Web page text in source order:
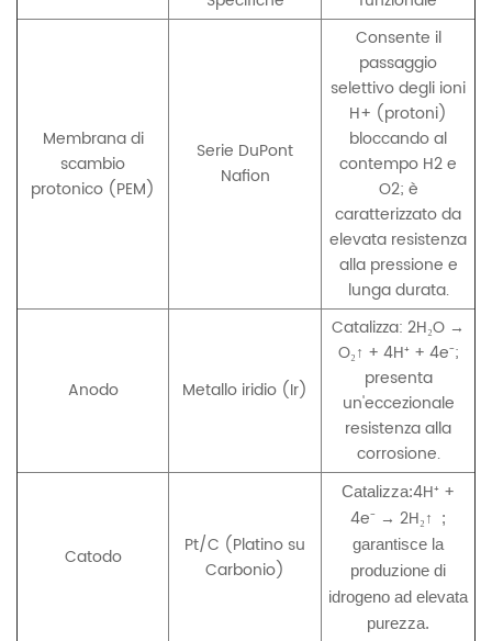
Membrana di
scambio
protonico (PEM)
Serie DuPont
Nafion
Consente il
passaggio
selettivo degli ioni
H+ (protoni)
bloccando al
contempo H2 e
O2; è
caratterizzato da
elevata resistenza
alla pressione e
lunga durata.
Anodo Metallo iridio (Ir)
Catalizza: 2H₂O →
O₂↑ + 4H⁺ + 4e⁻;
presenta
un'eccezionale
resistenza alla
corrosione.
Catodo
Pt/C (Platino su
Carbonio)
Catalizza:4H⁺ +
4e⁻ → 2H₂↑
;
garantisce la
produzione di
idrogeno ad elevata
purezza.